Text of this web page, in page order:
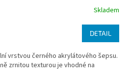
Skladem
DETAIL
vrstvou černého akrylátového šepsu.
zrnitou texturou je vhodné na